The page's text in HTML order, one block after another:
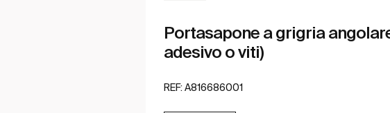
Portasapone a grigria
adesivo o viti)
REF: A816686001